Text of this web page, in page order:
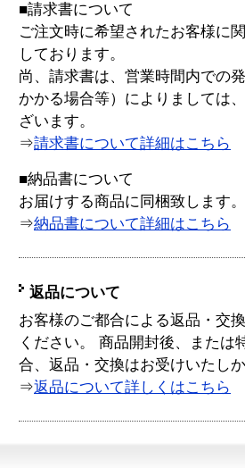
■請求書について
ご注文時に希望されたお客様に
しております。
尚、請求書は、営業時間内での
かかる場合等）によりましては
ざいます。
⇒請求書について詳細はこちら
■納品書について
お届けする商品に同梱致します。
⇒納品書について詳細はこちら
返品について
お客様のご都合による返品・交
ください。 商品開封後、または
合、返品・交換はお受けいたし
⇒返品について詳しくはこちら